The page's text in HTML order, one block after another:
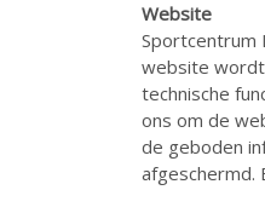
Website
Sportcentrum
website wordt
technische
ons om de
de geboden
afgeschermd.